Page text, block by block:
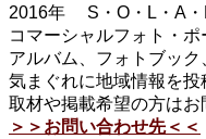
2016年 S・O・L・A
コマーシャルフォト・
アルバム、フォトブッ
気まぐれに地域情報を投
取材や掲載希望の方はお
＞＞お問い合わせ先＜＜